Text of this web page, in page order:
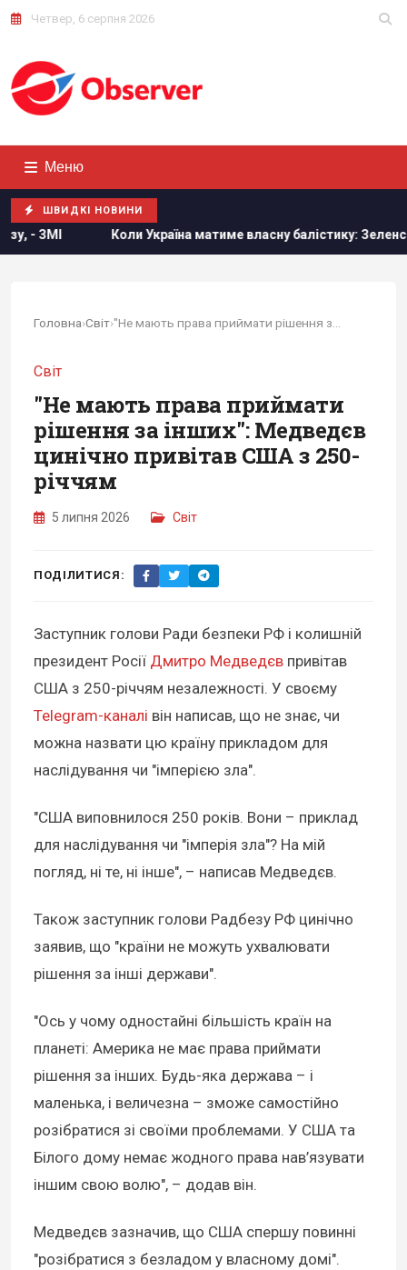
Четвер, 6 серпня 2026
Меню
ШВИДКІ НОВИНИ
Коли Україна матиме власну балістику: Зеленський розкрив
Головна›Світ›
Світ
"Не мають права приймати
рішення за інших": Медведєв
цинічно привітав США з 250-
річчям
5 липня 2026 Світ
ПОДІЛИТИСЯ:
Заступник голови Ради безпеки РФ і колишній
президент Росії Дмитро Медведєв привітав
США з 250-річчям незалежності. У своєму
Telegram-каналі він написав, що не знає, чи
можна назвати цю країну прикладом для
наслідування чи "імперією зла".
"США виповнилося 250 років. Вони – приклад
для наслідування чи "імперія зла"? На мій
погляд, ні те, ні інше", – написав Медведєв.
Також заступник голови Радбезу РФ цинічно
заявив, що "країни не можуть ухвалювати
рішення за інші держави".
"Ось у чому одностайні більшість країн на
планеті: Америка не має права приймати
рішення за інших. Будь-яка держава – і
маленька, і величезна – зможе самостійно
розібратися зі своїми проблемами. У США та
Білого дому немає жодного права нав’язувати
іншим свою волю", – додав він.
Медведєв зазначив, що США спершу повинні
"розібратися з безладом у власному домі".